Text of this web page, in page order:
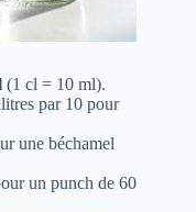
(1 cl = 10 ml).
par 10 pour
une béchamel
un punch de 60